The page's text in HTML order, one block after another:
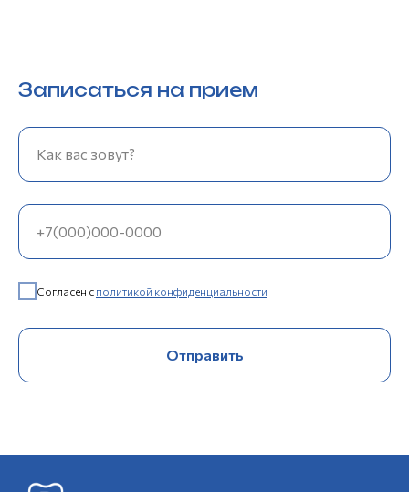
Записаться на прием
Как вас зовут?
+7(000)000-0000
Согласен с политикой конфиденциальности
Отправить